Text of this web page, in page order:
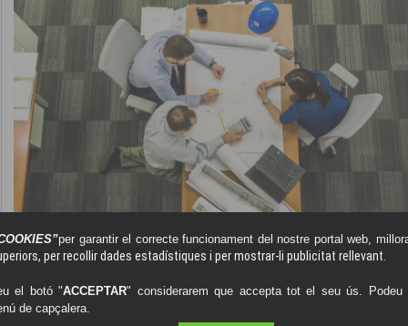
INFORMACIÓ
per garantir el correcte funcionament del nostre portal web,
per recollir dades estadístiques i per mostrar-li publicitat rellevant.
el botó "ACCEPTAR" considerarem que accepta tot el seu ús.
de capçalera.